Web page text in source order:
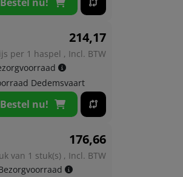
214,17
per 1 haspel , Incl. BTW
Dedemsvaart
Bestel nu!
176,66
van 1 stuk(s) , Incl. BTW